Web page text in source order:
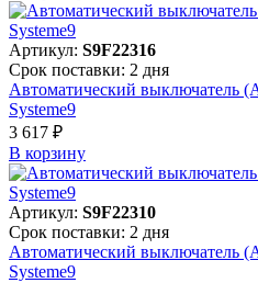
Артикул: S9F22316
Срок поставки: 2 дня
Автоматический выключатель
Systeme9
3 617 ₽
В корзинy
Артикул: S9F22310
Срок поставки: 2 дня
Автоматический выключатель
Systeme9